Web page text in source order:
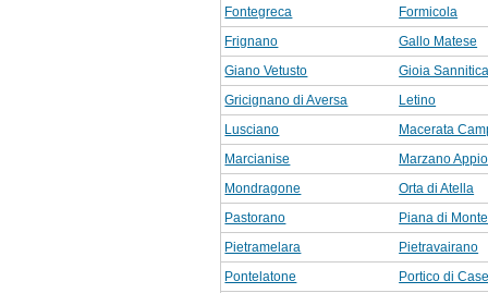
Fontegreca
Formicola
Frignano
Gallo Matese
Giano Vetusto
Gioia
Gricignano di Aversa
Letino
Lusciano
Macerata
Marcianise
Marzano Appio
Mondragone
Orta di Atella
Pastorano
Piana di
Pietramelara
Pietravairano
Pontelatone
Portico di